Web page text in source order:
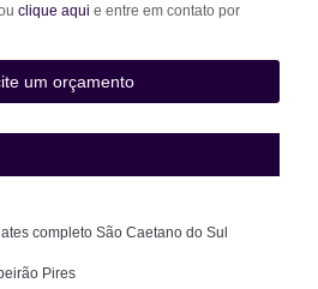
clique aqui e entre em contato por
um orçamento
completo São Caetano do Sul
Pires